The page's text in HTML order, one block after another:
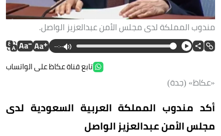
مندوب المملكة لدى مجلس الأمن عبدالعزيز الواصل.
--:--
تابع قناة عكاظ على الواتساب
«عكاظ» (جدة)
أكد مندوب المملكة العربية السعودية لدى
مجلس الأمن عبدالعزيز الواصل